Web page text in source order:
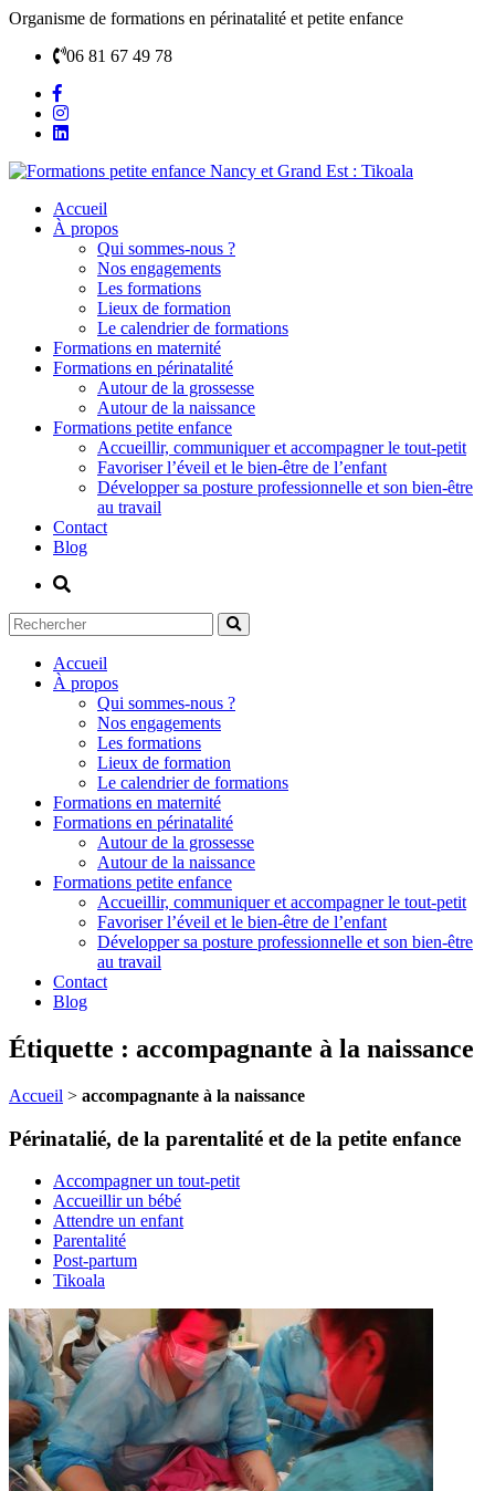
Organisme de formations en périnatalité et petite enfance
06 81 67 49 78
Accueil
À propos
Qui sommes-nous ?
Nos engagements
Les formations
Lieux de formation
Le calendrier de formations
Formations en maternité
Formations en périnatalité
Autour de la grossesse
Autour de la naissance
Formations petite enfance
Accueillir, communiquer et accompagner le tout-petit
Favoriser l’éveil et le bien-être de l’enfant
Développer sa posture professionnelle et son bien-être
au travail
Contact
Blog
Accueil
À propos
Qui sommes-nous ?
Nos engagements
Les formations
Lieux de formation
Le calendrier de formations
Formations en maternité
Formations en périnatalité
Autour de la grossesse
Autour de la naissance
Formations petite enfance
Accueillir, communiquer et accompagner le tout-petit
Favoriser l’éveil et le bien-être de l’enfant
Développer sa posture professionnelle et son bien-être
au travail
Contact
Blog
Étiquette : accompagnante à la naissance
Accueil > accompagnante à la naissance
Périnatalié, de la parentalité et de la petite enfance
Accompagner un tout-petit
Accueillir un bébé
Attendre un enfant
Parentalité
Post-partum
Tikoala